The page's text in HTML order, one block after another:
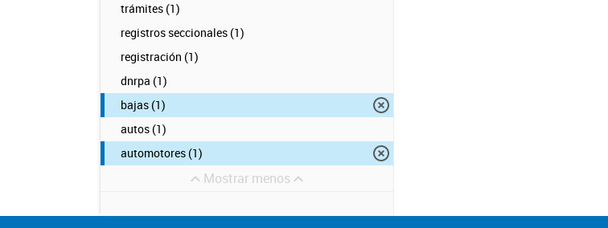
trámites (1)
registros seccionales (1)
registración (1)
dnrpa (1)
bajas (1)
autos (1)
automotores (1)
Mostrar menos